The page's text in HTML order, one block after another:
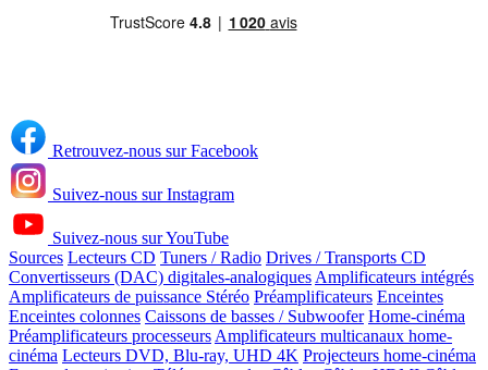
Retrouvez-nous sur Facebook
Suivez-nous sur Instagram
Suivez-nous sur YouTube
Sources Lecteurs CD Tuners / Radio Drives / Transports CD
Convertisseurs (DAC) digitales-analogiques Amplificateurs intégrés
Amplificateurs de puissance Stéréo Préamplificateurs Enceintes
Enceintes colonnes Caissons de basses / Subwoofer Home-cinéma
Préamplificateurs processeurs Amplificateurs multicanaux home-
cinéma Lecteurs DVD, Blu-ray, UHD 4K Projecteurs home-cinéma